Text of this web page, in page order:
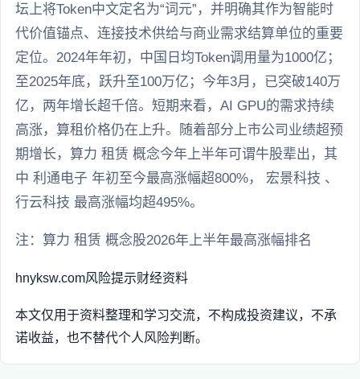
坛上将Token中文定名为“词元”，并明确其作为智能时
代价值锚点、连接技术供给与商业需求结算单位的重要
定位。2024年年初，中国日均Token调用量为1000亿；
至2025年底，跃升至100万亿；今年3月，已突破140万
亿，两年增长超千倍。短期来看，AI GPU的需求持续
高涨，算租价格仍在上升。随着部分上市公司业绩超预
期增长，算力 租赁 概念今年上半年可谓牛股辈出，其
中 利通电子 年初至今最高涨幅超800%， 宏景科技 、
行云科技 最高涨幅均超495%。
注：算力 租赁 概念股2026年上半年最高涨幅排名
hnyksw.com风险提示财经资料
本文仅用于资料整理和学习交流，不构成投资建议，不承
诺收益，也不替代个人风险判断。